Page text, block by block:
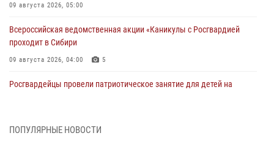
09 августа 2026, 05:00
Всероссийская ведомственная акции «Каникулы с Росгвардией
проходит в Сибири
09 августа 2026, 04:00 5
Росгвардейцы провели патриотическое занятие для детей на
ПОПУЛЯРНЫЕ НОВОСТИ